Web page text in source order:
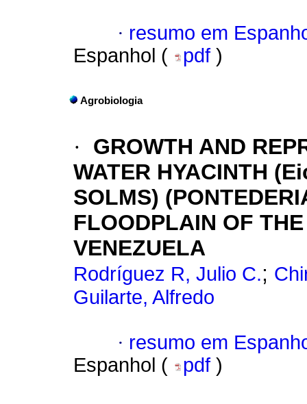
· resumo em
Espanhol (
pdf )
Agrobiologia
·
GROWTH AND
WATER HYACINTH
SOLMS)
FLOODPLAIN OF
VENEZUELA
Rodríguez R, Julio C.;
Guilarte, Alfredo
· resumo em
Espanhol (
pdf )